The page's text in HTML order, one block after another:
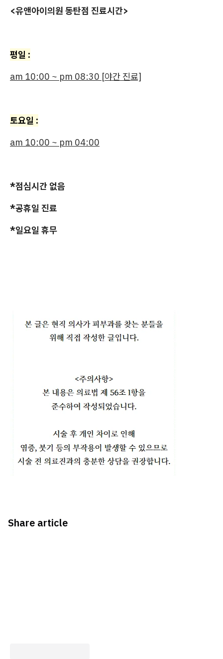
<유앤아이의원 동탄점 진료시간>
평일 :
am 10:00 ~ pm 08:30 [야간 진료]
토요일 :
am 10:00 ~ pm 04:00
*점심시간 없음
*공휴일 진료
*일요일 휴무
Share article